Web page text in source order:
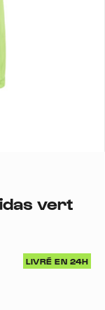
vert
LIVRÉ EN 24H